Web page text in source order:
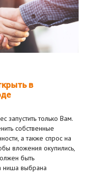
в
запустить только Вам.
собственные
а также спрос на
вложения окупились,
быть
ниша выбрана